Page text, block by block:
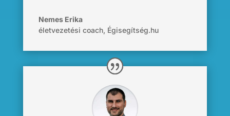
Nemes Erika
életvezetési coach, Égisegítség.hu